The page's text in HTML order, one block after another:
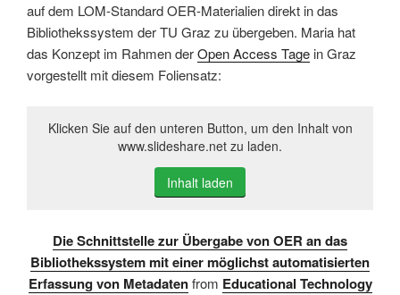
auf dem LOM-Standard OER-Materialien direkt in das
Bibliothekssystem der TU Graz zu übergeben. Maria hat
das Konzept im Rahmen derOpen Access Tage in Graz
vorgestellt mit diesem Foliensatz:
Klicken Sie auf den unteren Button, um den Inhalt von
www.slideshare.net zu laden.
Inhalt laden
Die Schnittstelle zur Übergabe von OER an das
Bibliothekssystem mit einer möglichst automatisierten
Erfassung von Metadaten from Educational Technology